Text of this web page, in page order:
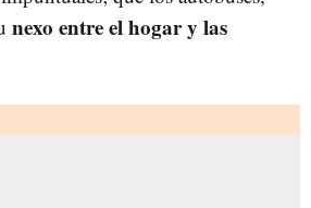
nexo entre el hogar y las